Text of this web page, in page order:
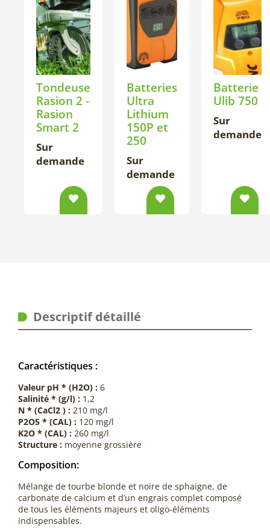
Tondeuse
Rasion 2 -
Rasion
Smart 2
Sur
demande
Batteries
Ultra
Lithium
150P et
250
Sur
demande
Batterie
Ulib 750
Sur
demande
Descriptif détaillé
Caractéristiques :
Valeur pH * (H2O) : 6
Salinité * (g/l) : 1,2
N * (CaCl2 ) : 210 mg/l
P2O5 * (CAL) : 120 mg/l
K2O * (CAL) : 260 mg/l
Structure : moyenne grossière
Composition:
Mélange de tourbe blonde et noire de sphaigne, de
carbonate de calcium et d’un engrais complet composé
de tous les éléments majeurs et oligo-éléments
indispensables.